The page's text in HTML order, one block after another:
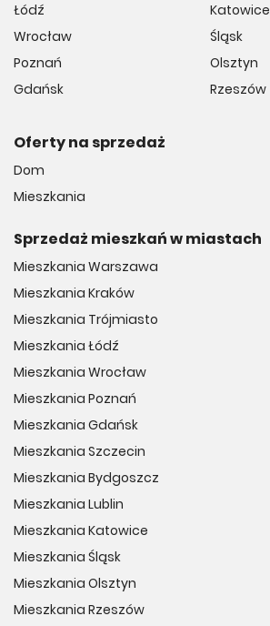
Łódź
Wrocław
Poznań
Gdańsk
Katowice
Śląsk
Olsztyn
Rzeszów
Oferty na sprzedaż
Dom
Mieszkania
Sprzedaż mieszkań w miastach
Mieszkania Warszawa
Mieszkania Kraków
Mieszkania Trójmiasto
Mieszkania Łódź
Mieszkania Wrocław
Mieszkania Poznań
Mieszkania Gdańsk
Mieszkania Szczecin
Mieszkania Bydgoszcz
Mieszkania Lublin
Mieszkania Katowice
Mieszkania Śląsk
Mieszkania Olsztyn
Mieszkania Rzeszów